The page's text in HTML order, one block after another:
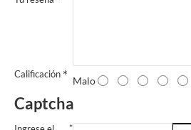
Calificación
Malo
Captcha